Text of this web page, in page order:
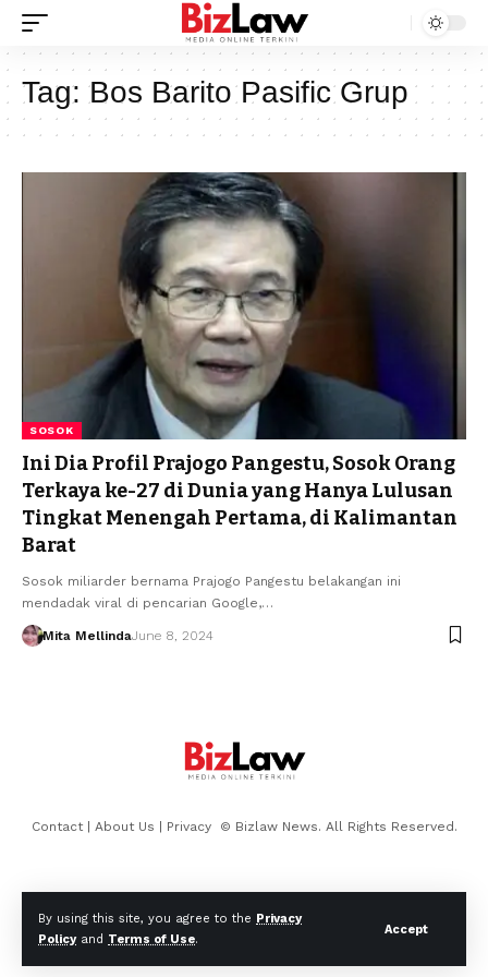
By using this site, you agree to the Privacy
Policyand Terms of Use.
Accept
Tag:Bos Barito Pasific Grup
SOSOK
Ini Dia Profil Prajogo Pangestu, Sosok Orang
Terkaya ke-27 di Dunia yang Hanya Lulusan
Tingkat Menengah Pertama, di Kalimantan
Barat
Sosok miliarder bernama Prajogo Pangestu belakangan ini
mendadak viral di pencarian Google,…
Mita MellindaJune 8, 2024
Contact| About Us | Privacy © Bizlaw News. All Rights Reserved.